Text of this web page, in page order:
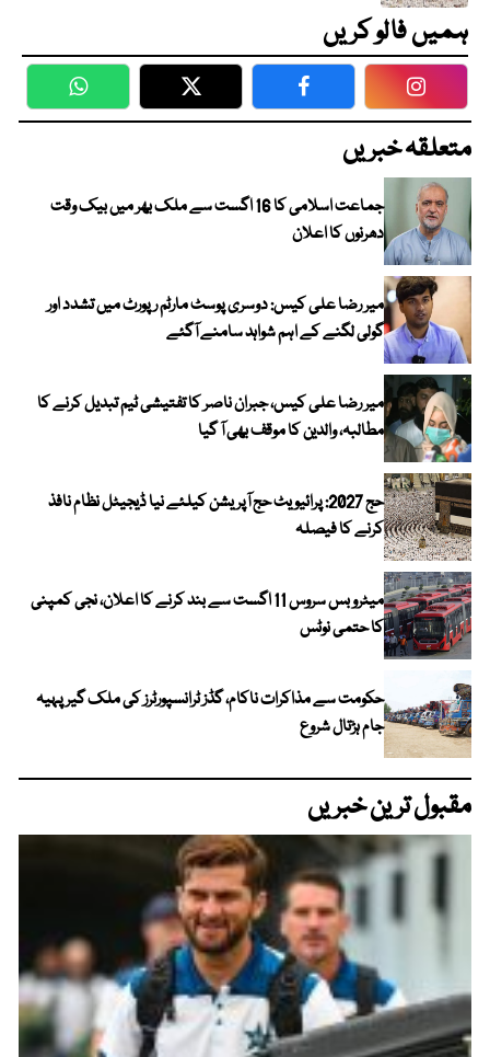
ہمیں فالو کریں
WhatsApp Twitter Facebook
متعلقہ خبریں
جماعت اسلامی کا 16 اگست سے ملک بھر میں بیک وقت
دھرنوں کا اعلان
میر رضا علی کیس: دوسری پوسٹ مارٹم رپورٹ میں تشدد اور
گولی لگنے کے اہم شواہد سامنے آگئے
میر رضا علی کیس، جبران ناصر کا تفتیشی ٹیم تبدیل کرنے کا
مطالبہ، والدین کا موقف بھی آ گیا
حج 2027: پرائیویٹ حج آپریشن کیلئے نیا ڈیجیٹل نظام نافذ
کرنے کا فیصلہ
میٹرو بس سروس 11 اگست سے بند کرنے کا اعلان، نجی کمپنی
کا حتمی نوٹس
حکومت سے مذاکرات ناکام، گڈز ٹرانسپورٹرز کی ملک گیر پہیہ
جام ہڑتال شروع
مقبول ترین خبریں